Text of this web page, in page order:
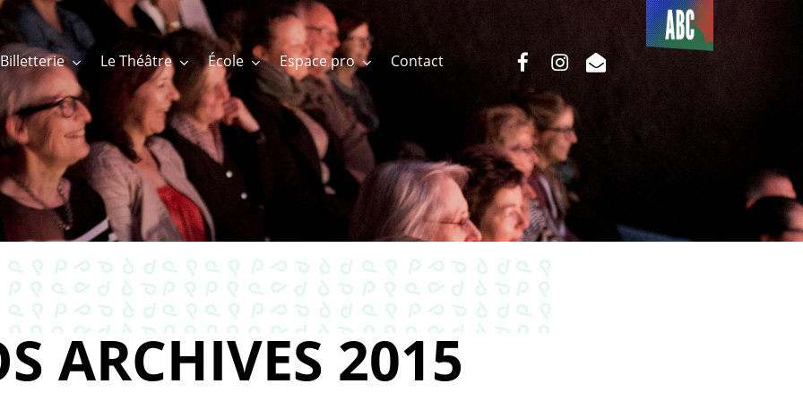
Billetterie Le Théâtre École Espace pro Contact
Du côté
de l’ABC
facebookinstagram
email
ARCHIVES 2015